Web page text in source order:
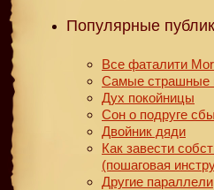
Популярные
Все фаталити
Самые страшные
Дух покойницы
Сон о подруге
Двойник дяди
Как завести
(пошаговая
Другие параллели